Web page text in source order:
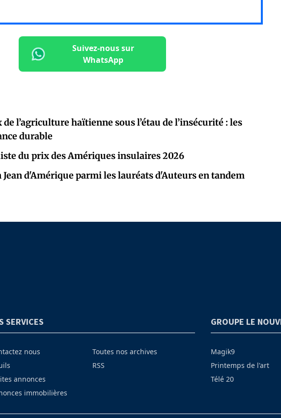
Suivez-nous sur
WhatsApp
l’agriculture haïtienne sous l’étau de l’insécurité : les
durable
du prix des Amériques insulaires 2026
d'Amérique parmi les lauréats d'Auteurs en tandem
SERVICES
nous
annonces
immobilières
Toutes nos archives
RSS
GROUPE LE
Magik9
Printemps de l'art
Télé 20